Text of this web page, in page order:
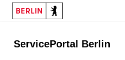
ServicePortal Berlin